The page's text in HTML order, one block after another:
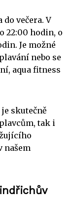
do večera. V
22:00 hodin, o
Je možné
nebo se
aqua fitness
skutečně
tak i
našem